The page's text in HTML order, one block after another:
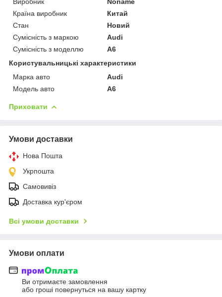
Країна виробник
Китай
Стан
Новий
Сумісність з маркою
Audi
Сумісність з моделлю
A6
Користувальницькі характеристики
Марка авто
Audi
Модель авто
A6
Приховати
Умови доставки
Нова Пошта
Укрпошта
Самовивіз
Доставка кур'єром
Всі умови доставки
Умови оплати
Ви отримаєте замовлення
або гроші повернуться на вашу картку